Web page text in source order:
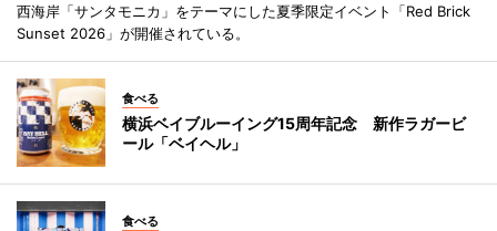
西海岸「サンタモニカ」をテーマにした夏季限定イベント「Red Brick
Sunset 2026」が開催されている。
食べる
横浜ベイブルーイング15周年記念 新作ラガービ
ール「ベイヘル」
食べる